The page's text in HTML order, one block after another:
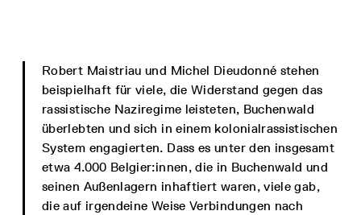
Robert Maistriau und Michel Dieudonné stehen
beispielhaft für viele, die Widerstand gegen das
rassistische Naziregime leisteten, Buchenwald
überlebten und sich in einem kolonialrassistischen
System engagierten. Dass es unter den insgesamt
etwa 4.000 Belgier:innen, die in Buchenwald und
seinen Außenlagern inhaftiert waren, viele gab,
die auf irgendeine Weise Verbindungen nach